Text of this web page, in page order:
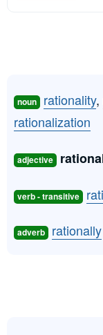
noun rationality,
rationalization
adjective
verb - transitive
adverb rationally